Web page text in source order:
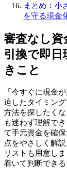
まとめ：小
を守る現金
審査なし資
引換で即
きこと
「今すぐに現金
迫したタイミン
方法を探したく
も迷わず理解で
て手元資金を確
点をやさしく解
リストも用意し
着いて判断でき